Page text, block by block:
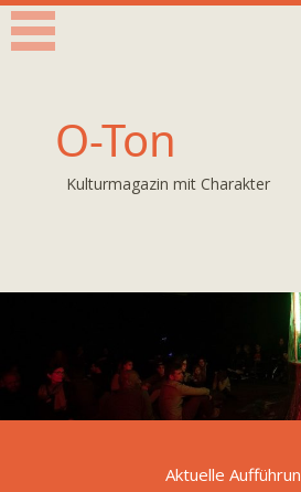
O-Ton
Kulturmagazin mit Charakter
Aktuelle